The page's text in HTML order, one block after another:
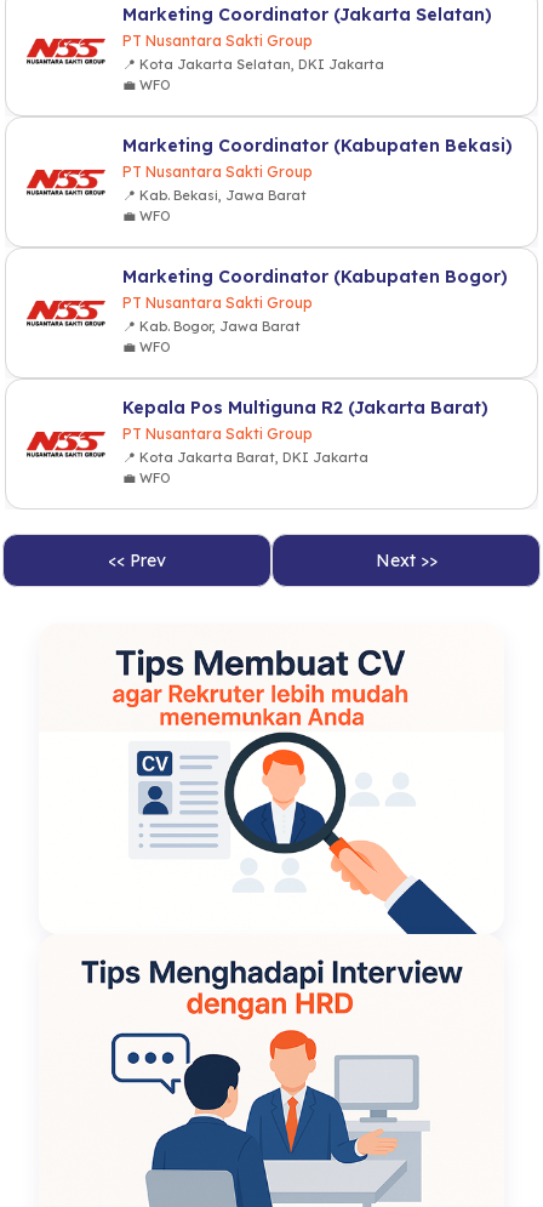
Marketing Coordinator (Jakarta Selatan)
PT Nusantara Sakti Group
📍 Kota Jakarta Selatan, DKI Jakarta
💼 WFO
Marketing Coordinator (Kabupaten Bekasi)
PT Nusantara Sakti Group
📍 Kab. Bekasi, Jawa Barat
💼 WFO
Marketing Coordinator (Kabupaten Bogor)
PT Nusantara Sakti Group
📍 Kab. Bogor, Jawa Barat
💼 WFO
Kepala Pos Multiguna R2 (Jakarta Barat)
PT Nusantara Sakti Group
📍 Kota Jakarta Barat, DKI Jakarta
💼 WFO
<< Prev Next >>